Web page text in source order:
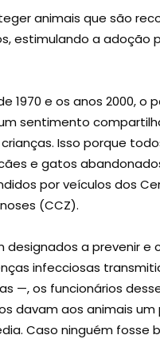
animais que são
estimulando a adoção
1970 e os anos 2000, o
sentimento
Isso porque
e gatos
por veículos dos
(CCZ).
designados a prevenir e
infecciosas
—, os funcionários
davam aos animais um
Caso ninguém fosse